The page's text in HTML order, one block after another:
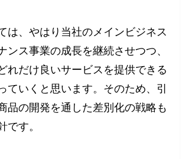
は、やはり当社のメインビジネス
ンス事業の成長を継続させつつ、
れだけ良いサービスを提供できる
ていくと思います。そのため、引
品の開発を通した差別化の戦略も
です。